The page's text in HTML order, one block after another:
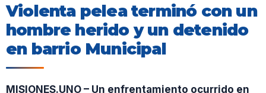
Violenta pelea terminó con un
hombre herido y un detenido
en barrio Municipal
MISIONES.UNO – Un enfrentamiento ocurrido en